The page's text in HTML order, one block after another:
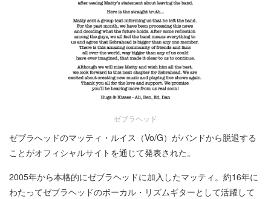
ゼブラヘッド
ゼブラへッドのマッティ・ルイス（Vo/G）がバンドから脱退する
ことがオフィシャルサイトを通じて発表された。
2005年から本格的にゼブラヘッドに加入したマッティ。約16年に
わたってゼブラヘッドのボーカル・リズムギターとして活躍して